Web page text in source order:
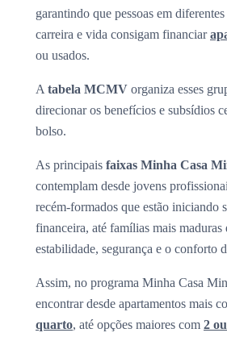
garantindo que pessoas em
carreira e vida consigam financiar
ou usados.
A tabela MCMV organiza esses
direcionar os benefícios e subsídios
bolso.
As principais faixas Minha Casa
contemplam desde jovens
recém-formados que estão iniciando
financeira, até famílias mais maduras
estabilidade, segurança e o conforto
Assim, no programa Minha Casa
encontrar desde apartamentos mais
quarto, até opções maiores com 2